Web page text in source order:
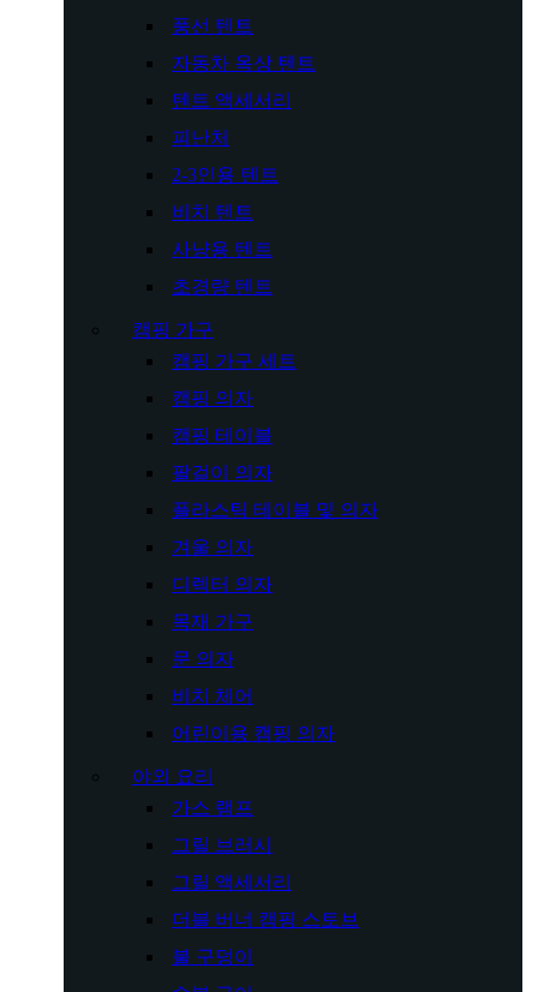
풍선 텐트
자동차 옥상 텐트
텐트 액세서리
피난처
2-3인용 텐트
비치 텐트
사냥용 텐트
초경량 텐트
캠핑 가구
캠핑 가구 세트
캠핑 의자
캠핑 테이블
팔걸이 의자
플라스틱 테이블 및 의자
겨울 의자
디렉터 의자
목재 가구
문 의자
비치 체어
어린이용 캠핑 의자
야외 요리
가스 램프
그릴 브러시
그릴 액세서리
더블 버너 캠핑 스토브
불 구덩이